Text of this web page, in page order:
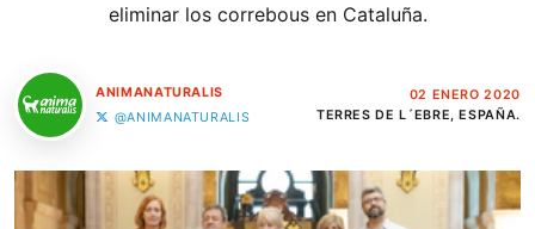
eliminar los correbous en Cataluña.
ANIMANATURALIS
@ANIMANATURALIS
02 ENERO 2020
TERRES DE L´EBRE, ESPAÑA.